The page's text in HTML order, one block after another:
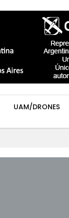
UAM/DRONES